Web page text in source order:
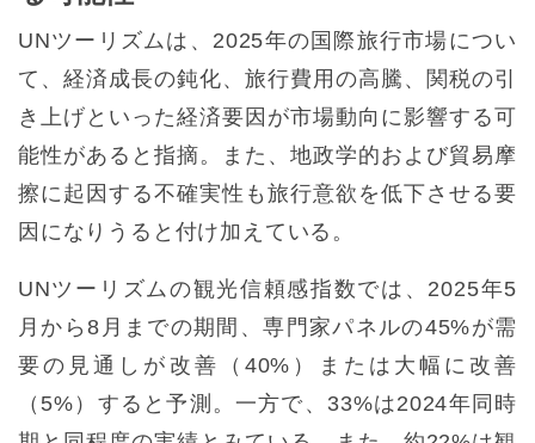
UNツーリズムは、2025年の国際旅行市場につい
て、経済成長の鈍化、旅行費用の高騰、関税の引
き上げといった経済要因が市場動向に影響する可
能性があると指摘。また、地政学的および貿易摩
擦に起因する不確実性も旅行意欲を低下させる要
因になりうると付け加えている。
UNツーリズムの観光信頼感指数では、2025年5
月から8月までの期間、専門家パネルの45%が需
要の見通しが改善（40%）または大幅に改善
（5%）すると予測。一方で、33%は2024年同時